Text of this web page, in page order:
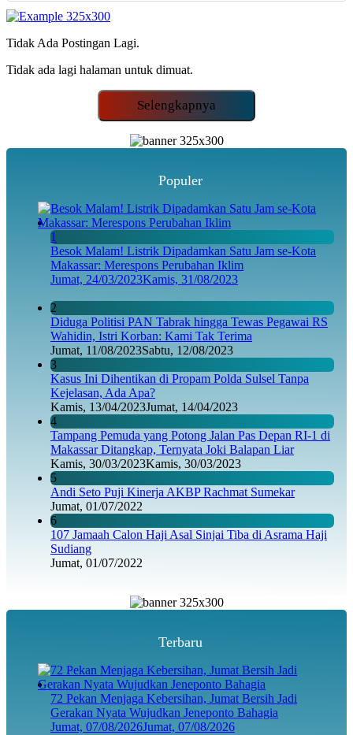
Tidak Ada Postingan Lagi.
Tidak ada lagi halaman untuk dimuat.
Selengkapnya
Populer
1
Besok Malam! Listrik Dipadamkan Satu Jam se-Kota
Makassar: Merespons Perubahan Iklim
Jumat, 24/03/2023Kamis, 31/08/2023
2
Diduga Politisi PAN Tabrak hingga Tewas Pegawai RS
Wahidin, Istri Korban: Kami Tak Terima
Jumat, 11/08/2023Sabtu, 12/08/2023
3
Kasus Ini Dihentikan di Propam Polda Sulsel Tanpa
Kejelasan, Ada Apa?
Kamis, 13/04/2023Jumat, 14/04/2023
4
Tampang Pemuda yang Potong Jalan Pas Depan RI-1 di
Makassar Ditangkap, Ternyata Joki Balapan Liar
Kamis, 30/03/2023Kamis, 30/03/2023
5
Andi Seto Puji Kinerja AKBP Rachmat Sumekar
Jumat, 01/07/2022
6
107 Jamaah Calon Haji Asal Sinjai Tiba di Asrama Haji
Sudiang
Jumat, 01/07/2022
Terbaru
72 Pekan Menjaga Kebersihan, Jumat Bersih Jadi
Gerakan Nyata Wujudkan Jeneponto Bahagia
Jumat, 07/08/2026Jumat, 07/08/2026